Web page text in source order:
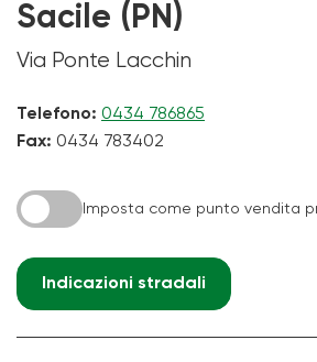
Sacile (PN)
Via Ponte Lacchin
Telefono: 0434 786865
Fax: 0434 783402
Imposta come punto vendita
Indicazioni stradali